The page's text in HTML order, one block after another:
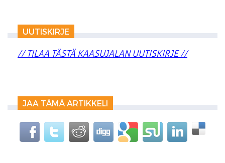
UUTISKIRJE
// TILAA TÄSTÄ KAASUJALAN UUTISKIRJE //
JAA TÄMÄ ARTIKKELI